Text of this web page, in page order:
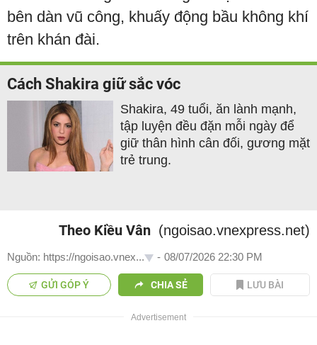
bên dàn vũ công, khuấy động bầu không khí
trên khán đài.
Cách Shakira giữ sắc vóc
Shakira, 49 tuổi, ăn lành mạnh,
tập luyện đều đặn mỗi ngày để
giữ thân hình cân đối, gương mặt
trẻ trung.
Theo Kiều Vân (ngoisao.vnexpress.net)
Nguồn: https://ngoisao.vnex... - 08/07/2026 22:30 PM
GỬI GÓP Ý CHIA SẺ LƯU BÀI